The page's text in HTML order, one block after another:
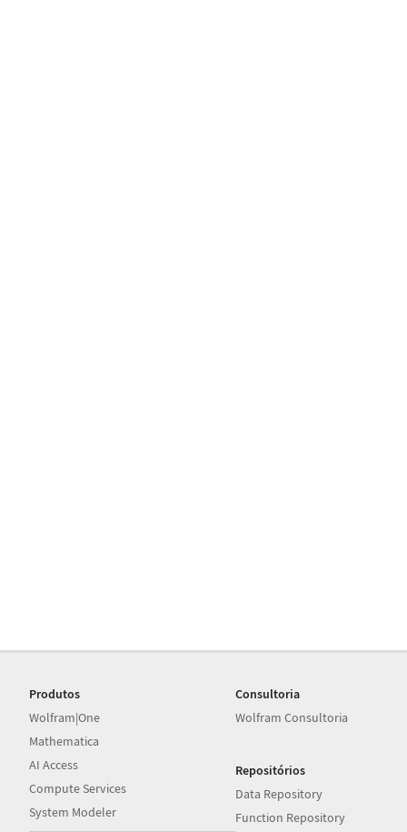
Produtos
Wolfram|One
Mathematica
AI Access
Compute Services
System Modeler
Consultoria
Wolfram Consultoria
Repositórios
Data Repository
Function Repository